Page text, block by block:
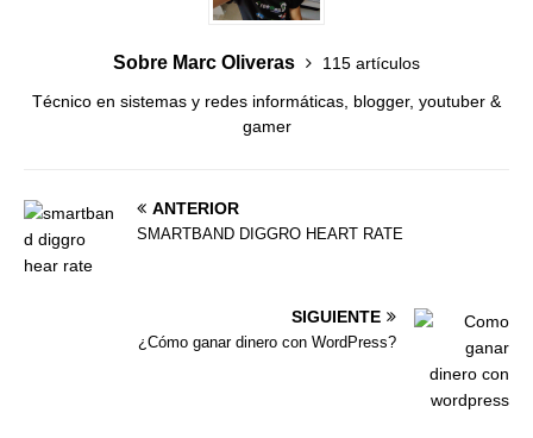
Sobre Marc Oliveras
115 artículos
Técnico en sistemas y redes informáticas, blogger, youtuber &
gamer
ANTERIOR
SMARTBAND DIGGRO HEART RATE
SIGUIENTE
¿Cómo ganar dinero con WordPress?